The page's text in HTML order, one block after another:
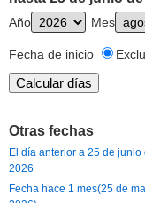
Año Mes
Fecha de inicio
Otras fechas
El día anterior a 25 de junio
2026
Fecha hace 1 mes(25 de